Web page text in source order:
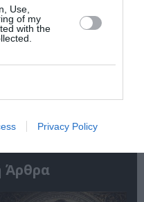
Use,
of my
with the
Privacy Policy
Σπύρος Κακατσάκης
– Ανακρίνοντας το
Παρουσίαση του
Άρθρα